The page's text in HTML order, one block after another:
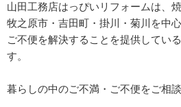
山田工務店はっぴいリフォームは、
牧之原市・吉田町 ・掛川・菊川 を中
ご不便を解決することを提供してい
す。
暮らしの中のご不満・ご不便をご相談